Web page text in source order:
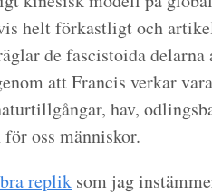
helt förkastligt och
de fascistoida delarna
att Francis verkar
hav,
oss människor.
bra replik som jag